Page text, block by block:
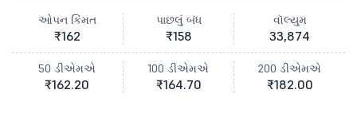
ઓપન કિંમત
₹162
પાછલું બંધ
₹158
વૉલ્યુમ
33,874
50 ડીએમએ
₹162.20
100 ડીએમએ
₹164.70
200 ડીએમએ
₹182.00